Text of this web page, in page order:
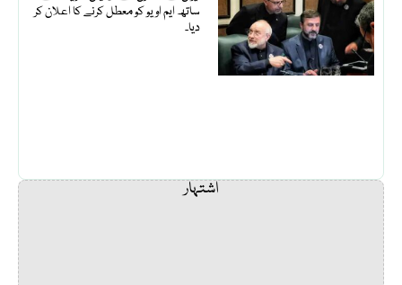
ساتھ ایم او یو کو معطل کرنے کا اعلان کر
دیا۔
اشتہار